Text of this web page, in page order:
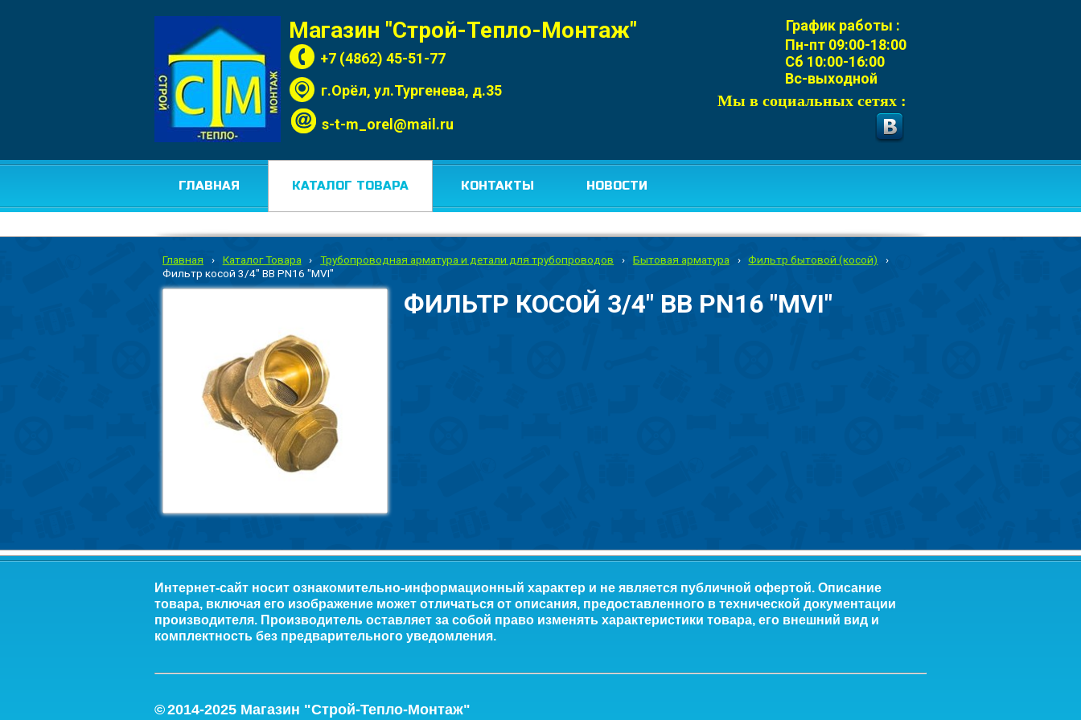
Магазин "Строй-Тепло-Монтаж"
+7 (4862) 45-51-77
г.Орёл, ул.Тургенева, д.35
s-t-m_orel@mail.ru
Мы в социальных сетях :
График работы :
Пн-пт 09:00-18:00
Сб 10:00-16:00
Вс-выходной
ГЛАВНАЯ КАТАЛОГ ТОВАРА КОНТАКТЫ НОВОСТИ
Главная › Каталог Товара › Трубопроводная арматура и детали для трубопроводов › Бытовая арматура › Фильтр бытовой (косой)
›
Фильтр косой 3/4" ВВ PN16 "MVI"
ФИЛЬТР КОСОЙ 3/4" ВВ PN16 "MVI"
Интернет-сайт носит ознакомительно-информационный характер и не является публичной офертой. Описание
товара, включая его изображение может отличаться от описания, предоставленного в технической документации
производителя. Производитель оставляет за собой право изменять характеристики товара, его внешний вид и
комплектность без предварительного уведомления.
©2014-2025 Магазин "Строй-Тепло-Монтаж"